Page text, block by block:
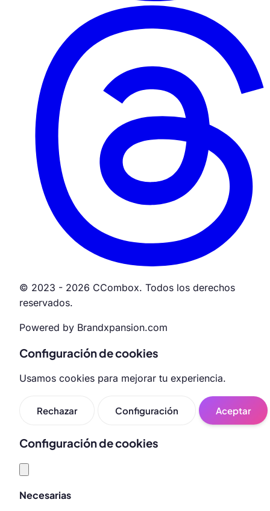
© 2023 - 2026 CCombox. Todos los derechos
reservados.
Powered by Brandxpansion.com
Configuración de cookies
Usamos cookies para mejorar tu experiencia.
Rechazar Configuración Aceptar
Configuración de cookies
Necesarias